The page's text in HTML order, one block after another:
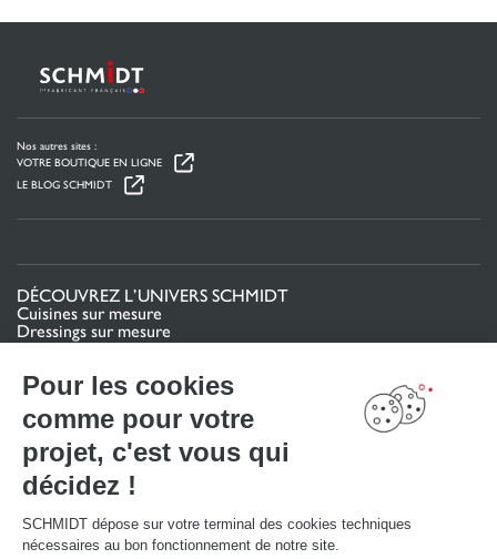
Pour les cookies
comme pour votre
projet, c'est vous qui
décidez !
SCHMIDT dépose sur votre terminal des cookies techniques
nécessaires au bon fonctionnement de notre site.
Nos autres sites :
VOTRE BOUTIQUE EN LIGNE
LE BLOG SCHMIDT
DÉCOUVREZ L’UNIVERS SCHMIDT
Cuisines sur mesure
Dressings sur mesure
Meubles et rangements sur mesure
Schmidt pour les pros
VOTRE PROJET
Mon espace projet
Configurer en 3D
Nous contacter
Trouver mon magasin
Le club by Schmidt